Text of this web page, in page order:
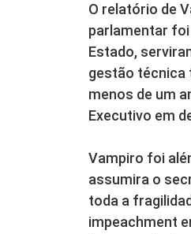
O relatório de
parlamentar
Estado,
gestão técnica
menos de um
Executivo em
Vampiro foi
assumira o
toda a
impeachment